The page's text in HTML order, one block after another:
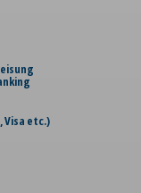
etc.)